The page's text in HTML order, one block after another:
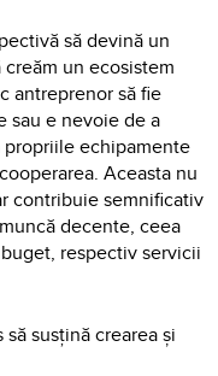
să devină un
un ecosistem
antreprenor să fie
sau e nevoie de a
propriile echipamente
Aceasta nu
contribuie semnificativ
decente, ceea
respectiv servicii
susțină crearea și